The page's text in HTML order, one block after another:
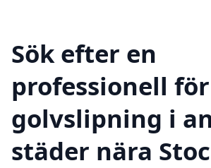
Sök efter en
professionell för
golvslipning i
städer nära